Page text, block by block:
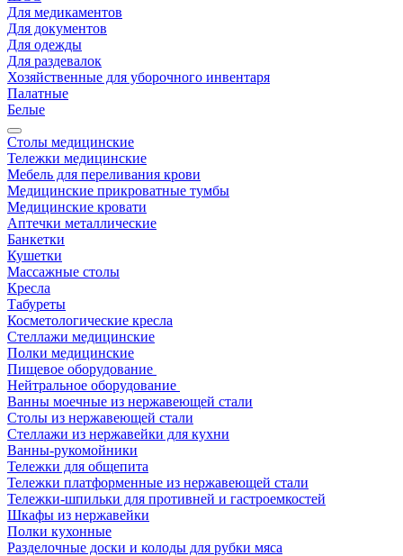
Для медикаментов
Для документов
Для одежды
Для раздевалок
Хозяйственные для уборочного инвентаря
Палатные
Белые
Столы медицинские
Тележки медицинские
Мебель для переливания крови
Медицинские прикроватные тумбы
Медицинские кровати
Аптечки металлические
Банкетки
Кушетки
Массажные столы
Кресла
Табуреты
Косметологические кресла
Стеллажи медицинские
Полки медицинские
Пищевое оборудование
Нейтральное оборудование
Ванны моечные из нержавеющей стали
Столы из нержавеющей стали
Стеллажи из нержавейки для кухни
Ванны-рукомойники
Тележки для общепита
Тележки платформенные из нержавеющей стали
Тележки-шпильки для противней и гастроемкостей
Шкафы из нержавейки
Полки кухонные
Разделочные доски и колоды для рубки мяса